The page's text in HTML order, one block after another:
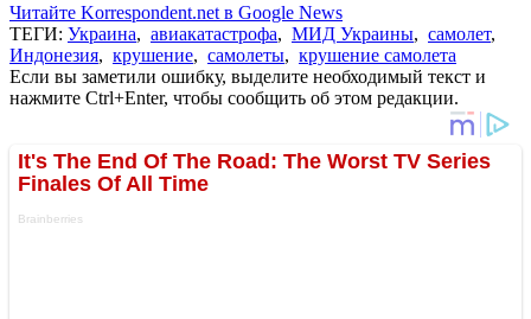
Читайте Korrespondent.net в Google News
ТЕГИ: Украина, авиакатастрофа, МИД Украины, самолет,
Индонезия, крушение, самолеты, крушение самолета
Если вы заметили ошибку, выделите необходимый текст и
нажмите Ctrl+Enter, чтобы сообщить об этом редакции.